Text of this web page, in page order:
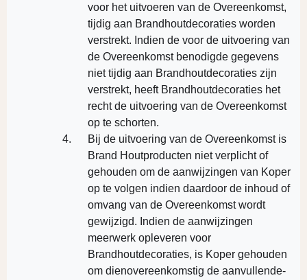
voor het uitvoeren van de Overeenkomst,
tijdig aan Brandhoutdecoraties worden
verstrekt. Indien de voor de uitvoering van
de Overeenkomst benodigde gegevens
niet tijdig aan Brandhoutdecoraties zijn
verstrekt, heeft Brandhoutdecoraties het
recht de uitvoering van de Overeenkomst
op te schorten.
Bij de uitvoering van de Overeenkomst is
Brand Houtproducten niet verplicht of
gehouden om de aanwijzingen van Koper
op te volgen indien daardoor de inhoud of
omvang van de Overeenkomst wordt
gewijzigd. Indien de aanwijzingen
meerwerk opleveren voor
Brandhoutdecoraties, is Koper gehouden
om dienovereenkomstig de aanvullende-